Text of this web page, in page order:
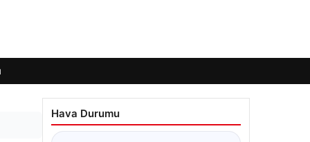
Hava Durumu